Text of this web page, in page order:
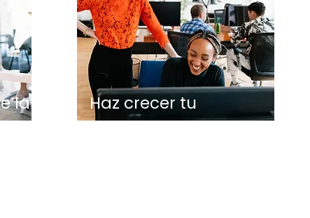
la
Haz crecer tu
negocio